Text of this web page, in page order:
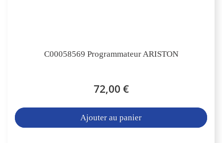
C00058569 Programmateur ARISTON
72,00 €
Ajouter au panier